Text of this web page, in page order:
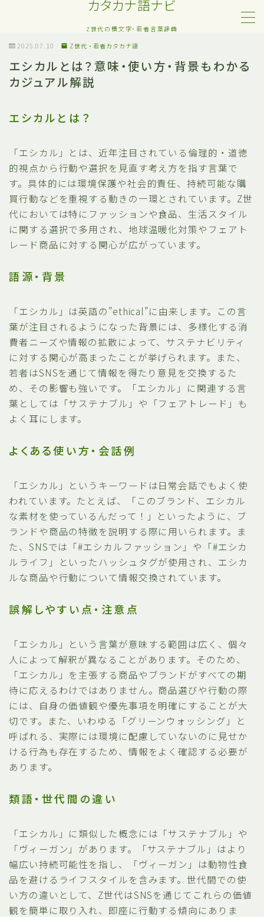
カタカナ語ナビ
Z世代の横文字・若者言葉辞典
MENU
Z世代・若者カタカナ語
ネット・SNS用語
恋愛・人間関係のカタカナ語
日常でよく聞く流行語
略語・造語
2025.07.10 Z世代・若者カタカナ語
エシカルとは？意味・使い方・背景もわかる
カジュアル解説
エシカルとは？
「エシカル」とは、近年注目されている倫理的・道徳
的視点から行動や選択を見直す考え方を指す言葉で
す。具体的には環境保護や社会的責任、持続可能な購
買行動などを重視する動きの一環とされています。Z世
代においては特にファッションや食品、生活スタイル
に関する選択で多用され、地球温暖化対策やフェアト
レード商品に対する関心が広がっています。
語源・背景
「エシカル」は英語の”ethical”に由来します。この言
葉が注目されるようになった背景には、多様化する消
費者ニーズや情報の拡散によって、サステナビリティ
に対する関心が高まったことが挙げられます。また、
若者はSNSを通じて情報を得たり意見を交換するた
め、その影響も強いです。「エシカル」に関連する言
葉としては「サステナブル」や「フェアトレード」も
よく耳にします。
よくある使い方・会話例
「エシカル」というキーワードは日常会話でもよく使
われています。たとえば、「このブランド、エシカル
な素材を使っているんだって！」といったように、ブ
ランドや商品の特徴を説明する際に用いられます。ま
た、SNSでは「#エシカルファッション」や「#エシカ
ルライフ」といったハッシュタグが使用され、エシカ
ルな商品や行動について情報交換されています。
誤解しやすい点・注意点
「エシカル」という言葉が意味する範囲は広く、個々
人によって解釈が異なることがあります。そのため、
「エシカル」を主張する商品やブランドがすべての期
待に応えるわけではありません。商品選びや行動の際
には、自身の価値観や優先事項を明確にすることが大
切です。また、いわゆる「グリーンウォッシング」と
呼ばれる、実際には環境に配慮していないのに見せか
ける行為も存在するため、情報をよく確認する必要が
あります。
類語・世代間の違い
「エシカル」に類似した概念には「サステナブル」や
「ヴィーガン」があります。「サステナブル」はより
幅広い持続可能性を指し、「ヴィーガン」は動物性食
品を避けるライフスタイルを含みます。世代間での使
い方の違いとして、Z世代はSNSを通じてこれらの価値
観を簡単に取り入れ、即座に行動する傾向にありま